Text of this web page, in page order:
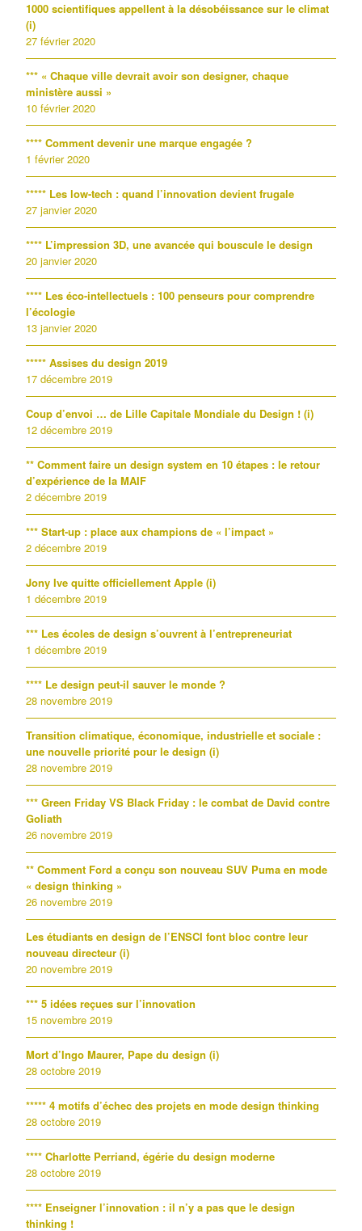
1000 scientifiques appellent à la désobéissance sur le climat
(i)
27 février 2020
*** « Chaque ville devrait avoir son designer, chaque
ministère aussi »
10 février 2020
**** Comment devenir une marque engagée ?
1 février 2020
***** Les low-tech : quand l’innovation devient frugale
27 janvier 2020
**** L’impression 3D, une avancée qui bouscule le design
20 janvier 2020
**** Les éco-intellectuels : 100 penseurs pour comprendre
l’écologie
13 janvier 2020
***** Assises du design 2019
17 décembre 2019
Coup d’envoi … de Lille Capitale Mondiale du Design ! (i)
12 décembre 2019
** Comment faire un design system en 10 étapes : le retour
d’expérience de la MAIF
2 décembre 2019
*** Start-up : place aux champions de « l’impact »
2 décembre 2019
Jony Ive quitte officiellement Apple (i)
1 décembre 2019
*** Les écoles de design s’ouvrent à l’entrepreneuriat
1 décembre 2019
**** Le design peut-il sauver le monde ?
28 novembre 2019
Transition climatique, économique, industrielle et sociale :
une nouvelle priorité pour le design (i)
28 novembre 2019
*** Green Friday VS Black Friday : le combat de David contre
Goliath
26 novembre 2019
** Comment Ford a conçu son nouveau SUV Puma en mode
« design thinking »
26 novembre 2019
Les étudiants en design de l’ENSCI font bloc contre leur
nouveau directeur (i)
20 novembre 2019
*** 5 idées reçues sur l’innovation
15 novembre 2019
Mort d’Ingo Maurer, Pape du design (i)
28 octobre 2019
***** 4 motifs d’échec des projets en mode design thinking
28 octobre 2019
**** Charlotte Perriand, égérie du design moderne
28 octobre 2019
**** Enseigner l’innovation : il n’y a pas que le design
thinking !